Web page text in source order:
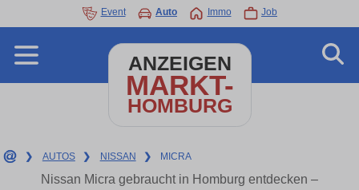
Event Auto Immo Job
ANZEIGEN
MARKT-
HOMBURG
❯ AUTOS ❯ NISSAN ❯ MICRA
Nissan Micra gebraucht in Homburg entdecken –